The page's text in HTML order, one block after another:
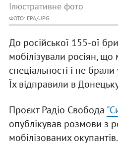
Ілюстративне фото
ФОТО: EPA/UPG
До російської 155-ої
мобілізували росіян, що
спеціальності і не
Їх відправили в
Проєкт Радіо Свобода
опублікував розмови з
мобілізованих